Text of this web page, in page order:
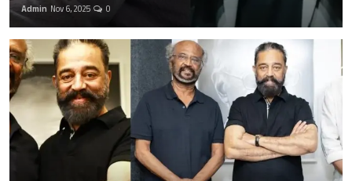
Admin Nov 6, 2025 0